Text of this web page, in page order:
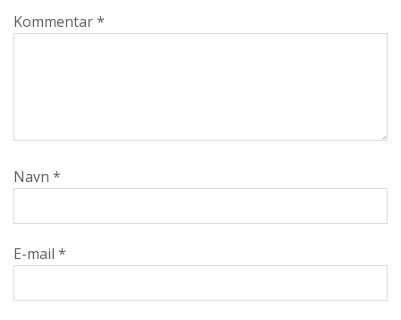
Kommentar*
Navn *
E-mail *